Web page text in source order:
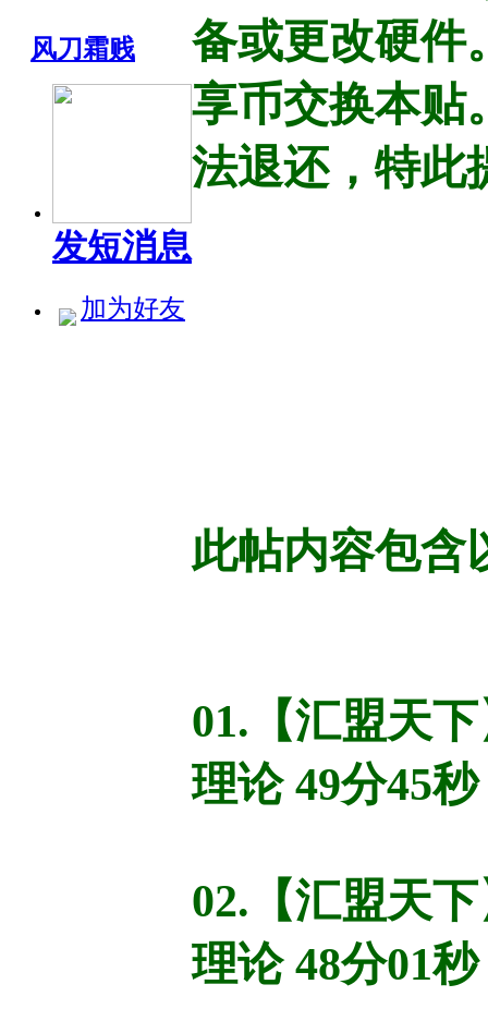
风刀霜贱
发短消息
加为好友
备或更改硬件
享币交换本贴
法退还，特此
此帖内容包含
01.【汇盟天
理论 49分45秒
02.【汇盟天
理论 48分01秒